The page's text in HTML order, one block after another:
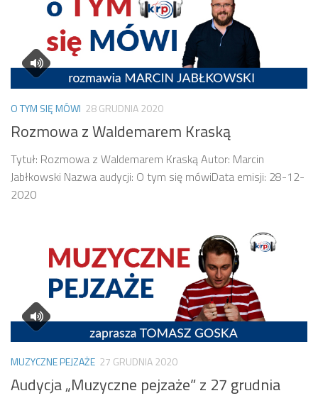
O TYM SIĘ MÓWI 28 GRUDNIA 2020
Rozmowa z Waldemarem Kraską
Tytuł: Rozmowa z Waldemarem Kraską Autor: Marcin
Jabłkowski Nazwa audycji: O tym się mówiData emisji: 28-12-
2020
MUZYCZNE PEJZAŻE 27 GRUDNIA 2020
Audycja „Muzyczne pejzaże” z 27 grudnia